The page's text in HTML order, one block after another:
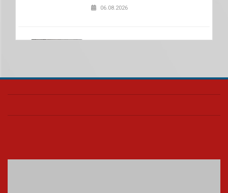
06.08.2026
realizará nova edição da Feira